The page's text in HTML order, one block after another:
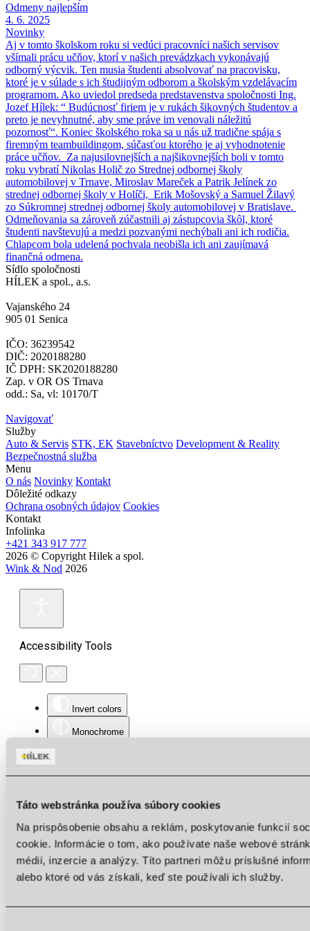
Táto webstránka používa súbory cookies
Na prispôsobenie obsahu a reklám, poskytovanie funkcií
cookie. Informácie o tom, ako používate naše webové
médií, inzercie a analýzy. Títo partneri môžu príslušné
alebo ktoré od vás získali, keď ste používali ich služby.
Odmeny najlepším
4. 6. 2025
Novinky
Aj v tomto školskom roku si vedúci pracovníci našich servisov
všímali prácu učňov, ktorí v našich prevádzkach vykonávajú
odborný výcvik. Ten musia študenti absolvovať na pracovisku,
ktoré je v súlade s ich študijným odborom a školským vzdelávacím
programom. Ako uviedol predseda predstavenstva spoločnosti Ing.
Jozef Hílek: “ Budúcnosť firiem je v rukách šikovných študentov a
preto je nevyhnutné, aby sme práve im venovali náležitú
pozornosť“. Koniec školského roka sa u nás už tradične spája s
firemným teambuildingom, súčasťou ktorého je aj vyhodnotenie
práce učňov. Za najusilovnejších a najšikovnejších boli v tomto
roku vybratí Nikolas Holič zo Strednej odbornej školy
automobilovej v Trnave, Miroslav Mareček a Patrik Jelínek zo
strednej odbornej školy v Holíči, Erik Mošovský a Samuel Žilavý
zo Súkromnej strednej odbornej školy automobilovej v Bratislave.
Odmeňovania sa zároveň zúčastnili aj zástupcovia škôl, ktoré
študenti navštevujú a medzi pozvanými nechýbali ani ich rodičia.
Chlapcom bola udelená pochvala neobišla ich ani zaujímavá
finančná odmena.
Sídlo spoločnosti
HÍLEK a spol., a.s.
Vajanského 24
905 01 Senica
IČO: 36239542
DIČ: 2020188280
IČ DPH: SK2020188280
Zap. v OR OS Trnava
odd.: Sa, vl: 10170/T
Navigovať
Služby
Auto & Servis STK, EK Stavebníctvo Development & Reality
Bezpečnostná služba
Menu
O nás Novinky Kontakt
Dôležité odkazy
Ochrana osobných údajov Cookies
Kontakt
Infolinka
+421 343 917 777
2026 © Copyright Hilek a spol.
Wink & Nod 2026
Accessibility Tools
Invert colors
Monochrome
Light contrast
Low saturation
High saturation
Highlight links
Highlight headings